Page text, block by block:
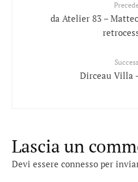
da Atelier 83 –
Dirceau Villa
Lascia un
Devi essere connesso per